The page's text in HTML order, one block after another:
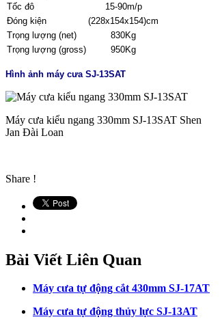
Tốc đô
15-90m/p
Đóng kiện
(228x154x154)cm
Trọng lượng (net)
830Kg
Trọng lượng (gross)
950Kg
Hình ảnh máy cưa SJ-13SAT
Máy cưa kiểu ngang 330mm SJ-13SAT Shen
Jan Đài Loan
Share !
Bài Viết Liên Quan
Máy cưa tự động cắt 430mm SJ-17AT
Máy cưa tự động thủy lực SJ-13AT